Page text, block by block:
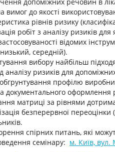
вимог до якості
рівнів ризику
робіт з аналізу ризиків
відомих
середній).
вибору найбільш
аналізу ризиків для
профілю
документального оформлення
матриці за рівнями
безперервної
спірних питань, які
семінару: м. Київ, вул.